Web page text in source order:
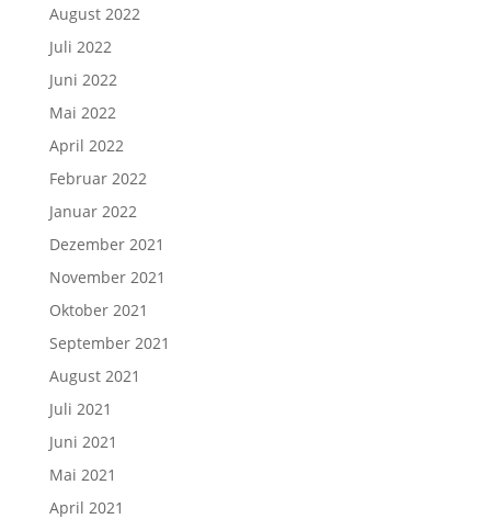
August 2022
Juli 2022
Juni 2022
Mai 2022
April 2022
Februar 2022
Januar 2022
Dezember 2021
November 2021
Oktober 2021
September 2021
August 2021
Juli 2021
Juni 2021
Mai 2021
April 2021